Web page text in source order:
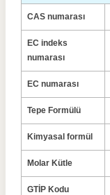
CAS numarası
EC indeks
numarası
EC numarası
Tepe Formülü
Kimyasal formül
Molar Kütle
GTİP Kodu